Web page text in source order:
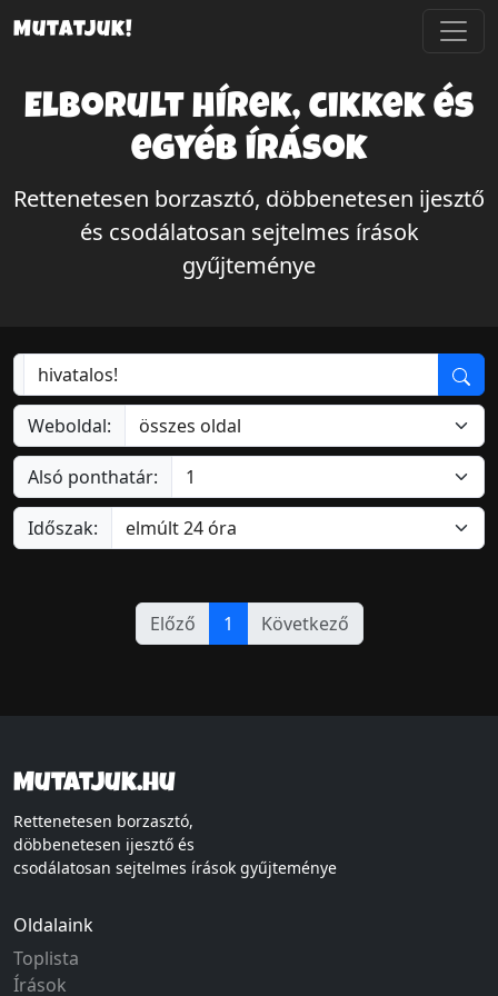
Mutatjuk!
Elborult hírek, cikkek és
egyéb írások
Rettenetesen borzasztó, döbbenetesen ijesztő
és csodálatosan sejtelmes írások
gyűjteménye
Weboldal:
Alsó ponthatár:
Időszak:
Előző 1 Következő
Mutatjuk.hu
Rettenetesen borzasztó,
döbbenetesen ijesztő és
csodálatosan sejtelmes írások gyűjteménye
Oldalaink
Toplista
Írások